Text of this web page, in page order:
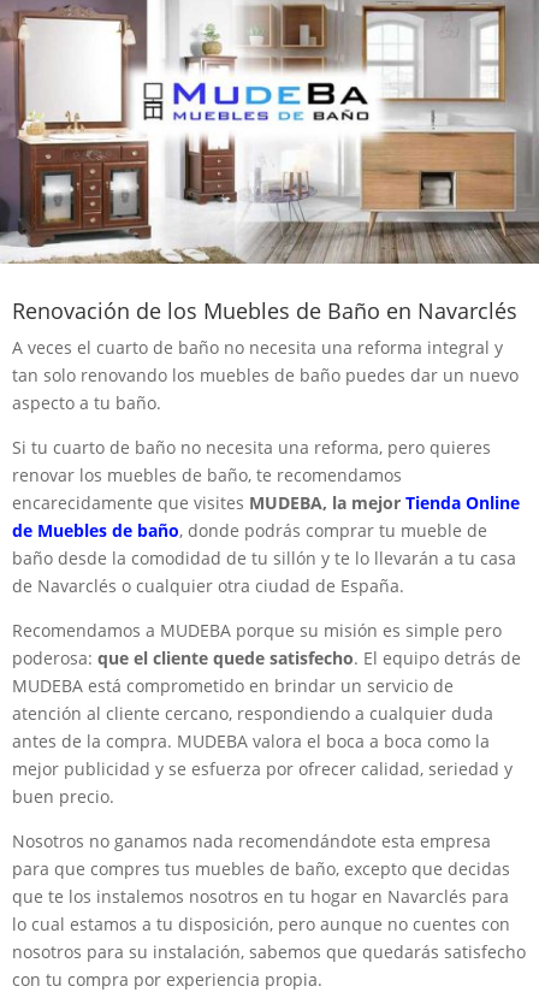
Renovación de los Muebles de Baño en Navarclés
A veces el cuarto de baño no necesita una reforma integral y
tan solo renovando los muebles de baño puedes dar un nuevo
aspecto a tu baño.
Si tu cuarto de baño no necesita una reforma, pero quieres
renovar los muebles de baño, te recomendamos
encarecidamente que visites MUDEBA, la mejor Tienda Online
de Muebles de baño, donde podrás comprar tu mueble de
baño desde la comodidad de tu sillón y te lo llevarán a tu casa
de Navarclés o cualquier otra ciudad de España.
Recomendamos a MUDEBA porque su misión es simple pero
poderosa: que el cliente quede satisfecho. El equipo detrás de
MUDEBA está comprometido en brindar un servicio de
atención al cliente cercano, respondiendo a cualquier duda
antes de la compra. MUDEBA valora el boca a boca como la
mejor publicidad y se esfuerza por ofrecer calidad, seriedad y
buen precio.
Nosotros no ganamos nada recomendándote esta empresa
para que compres tus muebles de baño, excepto que decidas
que te los instalemos nosotros en tu hogar en Navarclés para
lo cual estamos a tu disposición, pero aunque no cuentes con
nosotros para su instalación, sabemos que quedarás satisfecho
con tu compra por experiencia propia.